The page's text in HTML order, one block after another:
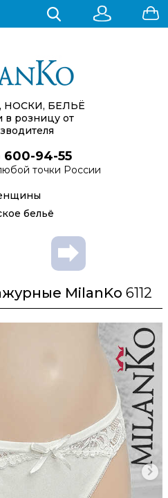
НОСКИ, БЕЛЬЁ
в розницу от
600-94-55
точки России
бельё
MilanKo 6112